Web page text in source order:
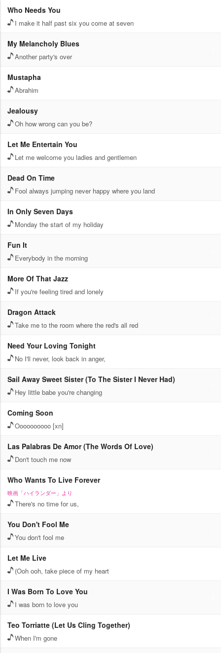
Who Needs You
I make it half past six you come at seven
My Melancholy Blues
Another party's over
Mustapha
Abrahim
Jealousy
Oh how wrong can you be?
Let Me Entertain You
Let me welcome you ladies and gentlemen
Dead On Time
Fool always jumping never happy where you land
In Only Seven Days
Monday the start of my holiday
Fun It
Everybody in the morning
More Of That Jazz
If you're feeling tired and lonely
Dragon Attack
Take me to the room where the red's all red
Need Your Loving Tonight
No I'll never, look back in anger,
Sail Away Sweet Sister (To The Sister I Never Had)
Hey little babe you're changing
Coming Soon
Oooooooooo [xn]
Las Palabras De Amor (The Words Of Love)
Don't touch me now
Who Wants To Live Forever
映画「ハイランダー」より
There's no time for us,
You Don't Fool Me
You don't fool me
Let Me Live
(Ooh ooh, take piece of my heart
I Was Born To Love You
I was born to love you
Teo Torriatte (Let Us Cling Together)
When I'm gone